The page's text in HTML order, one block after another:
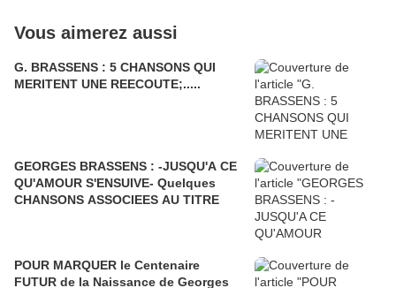
Vous aimerez aussi
G. BRASSENS : 5 CHANSONS QUI
MERITENT UNE REECOUTE;.....
GEORGES BRASSENS : -JUSQU'A CE
QU'AMOUR S'ENSUIVE- Quelques
CHANSONS ASSOCIEES AU TITRE
POUR MARQUER le Centenaire
FUTUR de la Naissance de Georges